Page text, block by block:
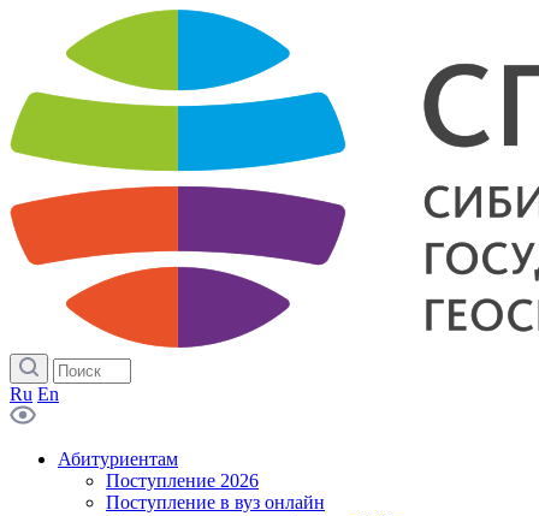
Ru En
Абитуриентам
Поступление 2026
Поступление в вуз онлайн